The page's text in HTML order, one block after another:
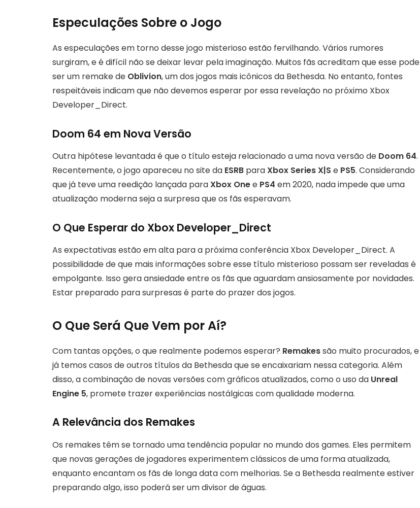
Especulações Sobre o Jogo
As especulações em torno desse jogo misterioso estão fervilhando. Vários rumores
surgiram, e é difícil não se deixar levar pela imaginação. Muitos fãs acreditam que esse pode
ser um remake de Oblivion, um dos jogos mais icônicos da Bethesda. No entanto, fontes
respeitáveis indicam que não devemos esperar por essa revelação no próximo Xbox
Developer_Direct.
Doom 64 em Nova Versão
Outra hipótese levantada é que o título esteja relacionado a uma nova versão de Doom 64.
Recentemente, o jogo apareceu no site da ESRB paraXbox Series X|S e PS5. Considerando
que já teve uma reedição lançada paraXbox Onee PS4 em 2020, nada impede que uma
atualização moderna seja a surpresa que os fãs esperavam.
O Que Esperar do Xbox Developer_Direct
As expectativas estão em alta para a próxima conferência Xbox Developer_Direct. A
possibilidade de que mais informações sobre esse título misterioso possam ser reveladas é
empolgante. Isso gera ansiedade entre os fãs que aguardam ansiosamente por novidades.
Estar preparado para surpresas é parte do prazer dos jogos.
O Que Será Que Vem por Aí?
Com tantas opções, o que realmente podemos esperar? Remakessão muito procurados, e
já temos casos de outros títulos da Bethesda que se encaixariam nessa categoria. Além
disso, a combinação de novas versões com gráficos atualizados, como o uso da Unreal
Engine 5, promete trazer experiências nostálgicas com qualidade moderna.
A Relevância dos Remakes
Os remakes têm se tornado uma tendência popular no mundo dos games. Eles permitem
que novas gerações de jogadores experimentem clássicos de uma forma atualizada,
enquanto encantam os fãs de longa data com melhorias. Se a Bethesda realmente estiver
preparando algo, isso poderá ser um divisor de águas.